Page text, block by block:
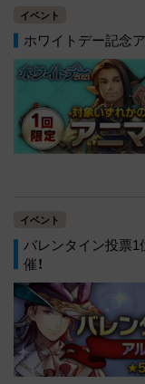
イベント
ホワイトデー記念
イベント
バレンタイン投票1
催！